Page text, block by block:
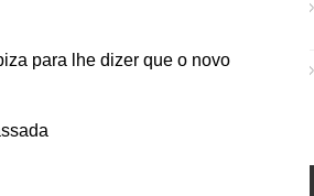
para lhe dizer que o novo